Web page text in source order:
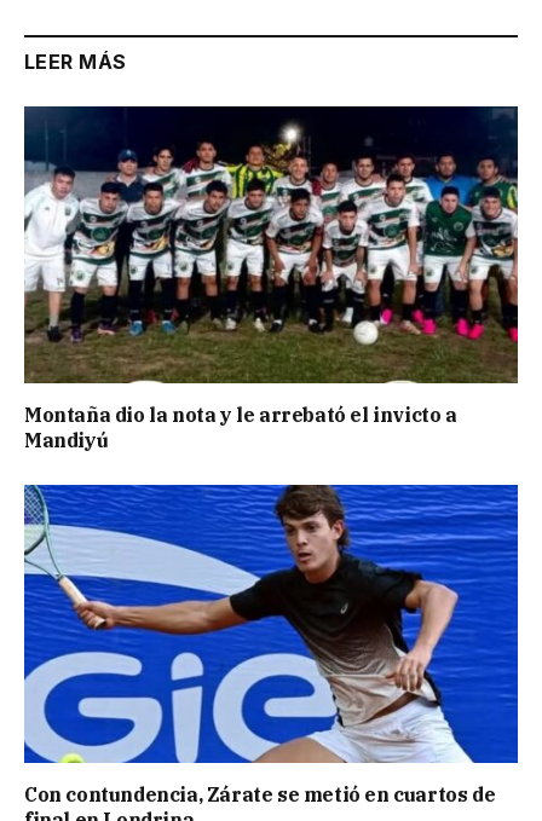
LEER MÁS
Montaña dio la nota y le arrebató el invicto a
Mandiyú
Con contundencia, Zárate se metió en cuartos de